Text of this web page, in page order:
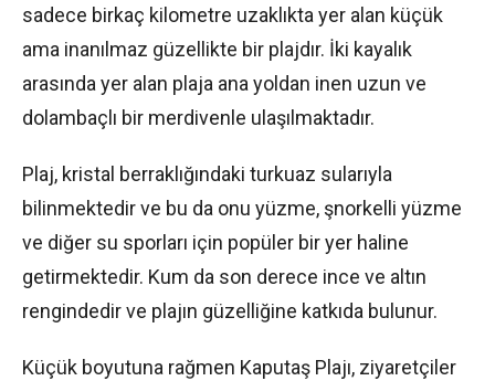
sadece birkaç kilometre uzaklıkta yer alan küçük
ama inanılmaz güzellikte bir plajdır. İki kayalık
arasında yer alan plaja ana yoldan inen uzun ve
dolambaçlı bir merdivenle ulaşılmaktadır.
Plaj, kristal berraklığındaki turkuaz sularıyla
bilinmektedir ve bu da onu yüzme, şnorkelli yüzme
ve diğer su sporları için popüler bir yer haline
getirmektedir. Kum da son derece ince ve altın
rengindedir ve plajın güzelliğine katkıda bulunur.
Küçük boyutuna rağmen Kaputaş Plajı, ziyaretçiler